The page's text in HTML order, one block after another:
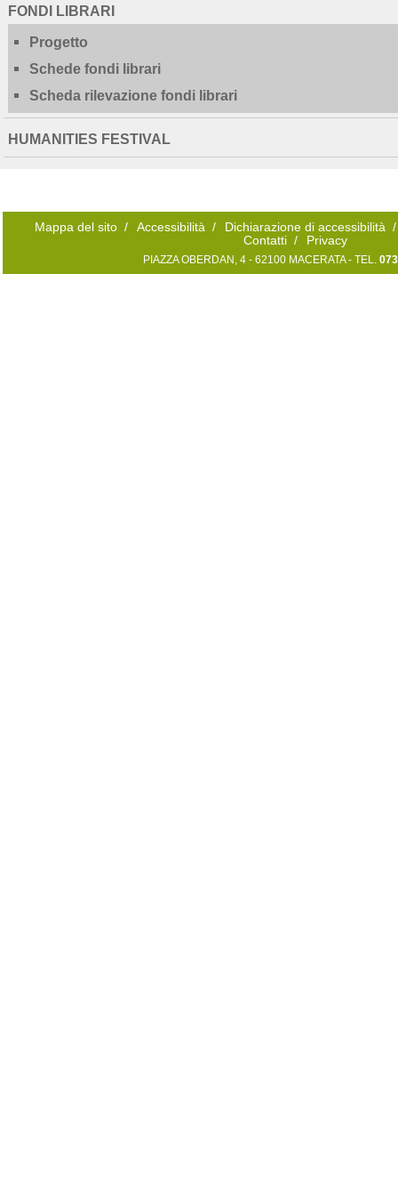
FONDI LIBRARI
Progetto
Schede fondi librari
Scheda rilevazione fondi librari
HUMANITIES FESTIVAL
Mappa del sito / Accessibilità / Dichiarazione di accessibilità /
Contatti / Privacy
PIAZZA OBERDAN, 4 - 62100 MACERATA - TEL.